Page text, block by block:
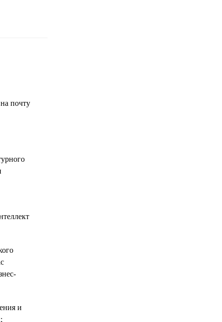
почту
и